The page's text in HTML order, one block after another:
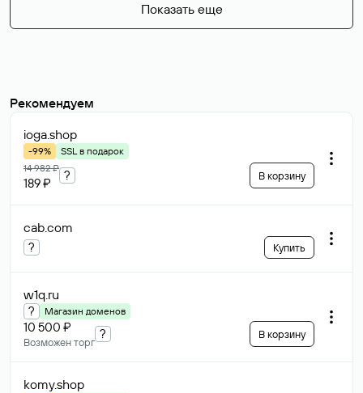
Показать еще
Рекомендуем
ioga.shop
-99%
SSL в подарок
14 982 ₽
189 ₽
? В корзину
cab.com
? Купить
w1q.ru
? Магазин доменов
10 500 ₽
Возможен торг
? В корзину
komy.shop